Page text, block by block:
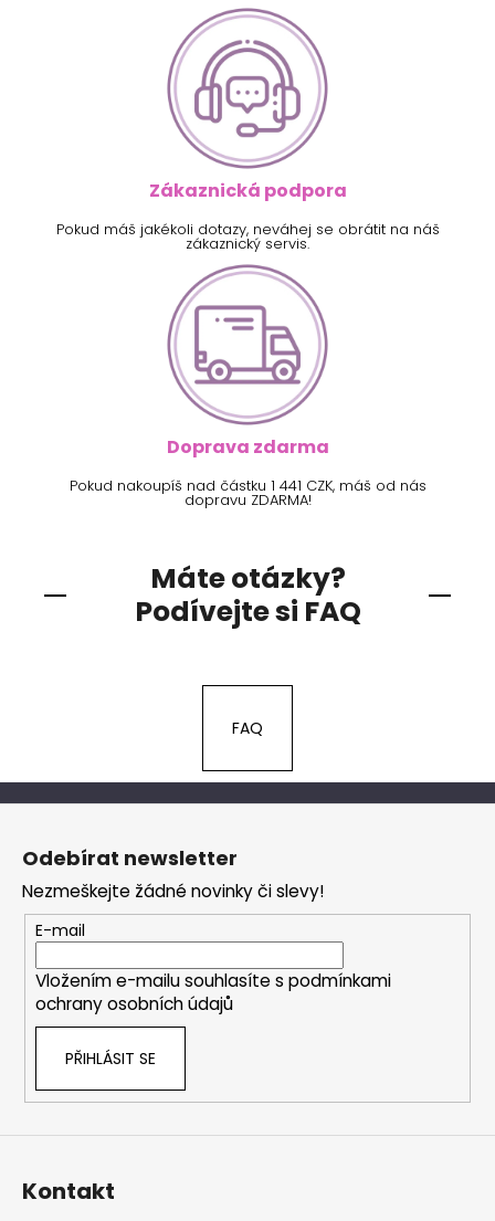
Zákaznická podpora
Pokud máš jakékoli dotazy, neváhej se obrátit na náš
zákaznický servis.
Doprava zdarma
Pokud nakoupíš nad částku 1 441 CZK, máš od nás
dopravu ZDARMA!
Máte otázky?
Podívejte si FAQ
FAQ
Z
Odebírat newsletter
Nezmeškejte žádné novinky či slevy!
E-mail
Vložením e-mailu souhlasíte s podmínkami
ochrany osobních údajů
PŘIHLÁSIT SE
Kontakt